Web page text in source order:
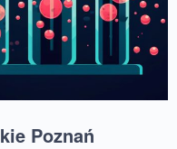
Poznań